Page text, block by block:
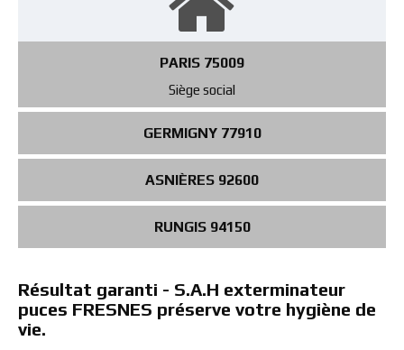
PARIS 75009
Siège social
GERMIGNY 77910
ASNIÈRES 92600
RUNGIS 94150
Résultat garanti - S.A.H exterminateur
puces FRESNES préserve votre hygiène de
vie.